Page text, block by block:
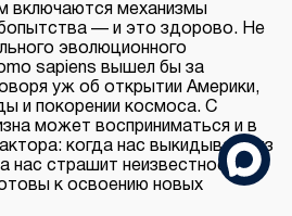
включаются механизмы
— и это здорово. Не
эволюционного
sapiens вышел бы за
уж об открытии Америки,
и покорении космоса. С
может восприниматься и в
когда нас выкидывает из
нас страшит неизвестность,
к освоению новых